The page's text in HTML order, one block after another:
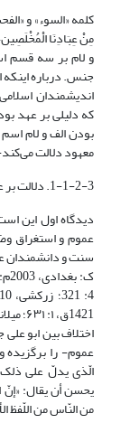
کلمه «السوء» و
مِنْ عِبَادِنَا
و لام بر سه قسم
جنس. درباره
اندیشمندان
که دلیلی بر عهد
بودن الف و لام
معهود دلالت
1-1-2-3. دلالت بر عموم بالوضع
دیدگاه اول این
عموم و استغراق
سنت و دانشمندان
اختلاف بین ابو
عموم- را
الّذی یدلّ على ذلک
یحسن أن یقال: «إنّ
من النّاس من اللّفظ